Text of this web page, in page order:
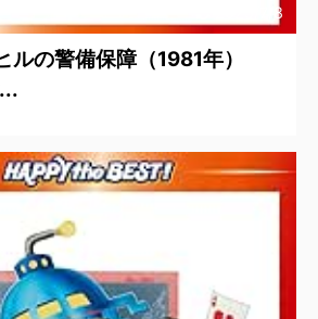
2025/7/8
ルの警備保障（1981年）